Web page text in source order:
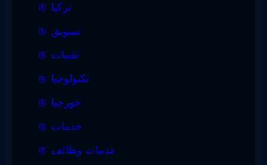
تركيا
تسويق
تقنيات
تكنولوجيا
جورجيا
خدمات
خدمات وظائف